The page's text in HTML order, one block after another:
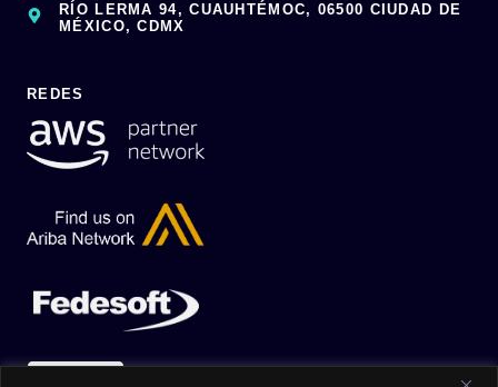
RÍO LERMA 94, CUAUHTÉMOC, 06500 CIUDAD DE
MÉXICO, CDMX
REDES